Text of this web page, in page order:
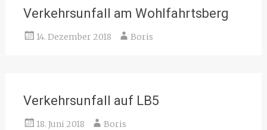
Verkehrsunfall am Wohlfahrtsberg
14. Dezember 2018 Boris
Verkehrsunfall auf LB5
18. Juni 2018 Boris